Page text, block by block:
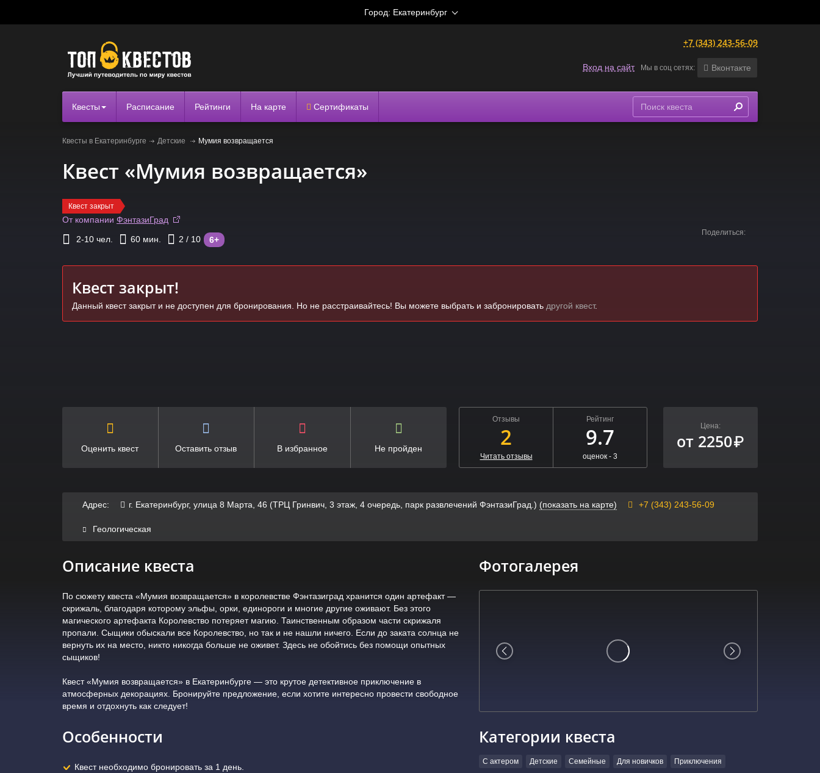
Город: Екатеринбург
+7 (343) 243-56-09
Вход на сайт Мы в соц сетях: Вконтакте
Квесты Расписание Рейтинги На карте Сертификаты
Квесты в Екатеринбурге Детские Мумия возвращается
Квест «Мумия возвращается»
Квест закрыт
От компании ФэнтазиГрад
2-10 чел. 60 мин. 2 / 10 6+
Квест закрыт!
Данный квест закрыт и не доступен для бронирования. Но не расстраивайтесь! Вы можете выбрать и забронировать другой квест.
Поделиться:
Оценить квест Оставить отзыв В избранное Не пройден
Отзывы
2
Читать отзывы
Рейтинг
9.7
оценок - 3
Цена:
от 2250₽
Адрес: г. Екатеринбург, улица 8 Марта, 46 (ТРЦ Гринвич, 3 этаж, 4 очередь, парк развлечений ФэнтазиГрад.) (показать на карте) +7 (343) 243-56-09
Геологическая
Описание квеста
По сюжету квеста «Мумия возвращается» в королевстве Фэнтазиград хранится один артефакт —
скрижаль, благодаря которому эльфы, орки, единороги и многие другие оживают. Без этого
магического артефакта Королевство потеряет магию. Таинственным образом части скрижаля
пропали. Сыщики обыскали все Королевство, но так и не нашли ничего. Если до заката солнца не
вернуть их на место, никто никогда больше не оживет. Здесь не обойтись без помощи опытных
сыщиков!
Квест «Мумия возвращается» в Екатеринбурге — это крутое детективное приключение в
атмосферных декорациях. Бронируйте предложение, если хотите интересно провести свободное
время и отдохнуть как следует!
Особенности
Квест необходимо бронировать за 1 день.
Фотогалерея
Категории квеста
С актером Детские Семейные Для новичков Приключения